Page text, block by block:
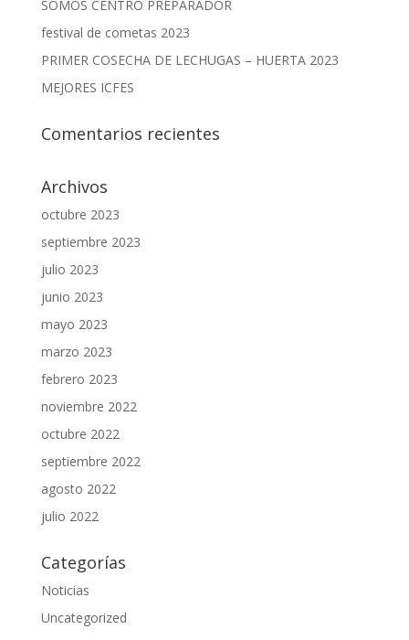
SOMOS CENTRO PREPARADOR
festival de cometas 2023
PRIMER COSECHA DE LECHUGAS – HUERTA 2023
MEJORES ICFES
Comentarios recientes
Archivos
octubre 2023
septiembre 2023
julio 2023
junio 2023
mayo 2023
marzo 2023
febrero 2023
noviembre 2022
octubre 2022
septiembre 2022
agosto 2022
julio 2022
Categorías
Noticias
Uncategorized